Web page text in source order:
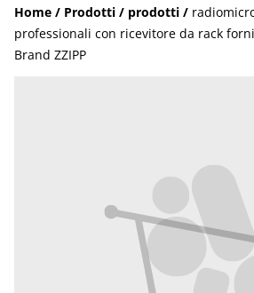
Home / Prodotti / prodotti /
professionali con ricevitore da rack
Brand ZZIPP